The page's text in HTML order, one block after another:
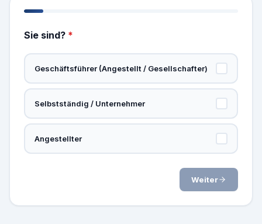
Sie sind? *
Geschäftsführer (Angestellt / Gesellschafter)
Selbstständig / Unternehmer
Angestellter
Weiter